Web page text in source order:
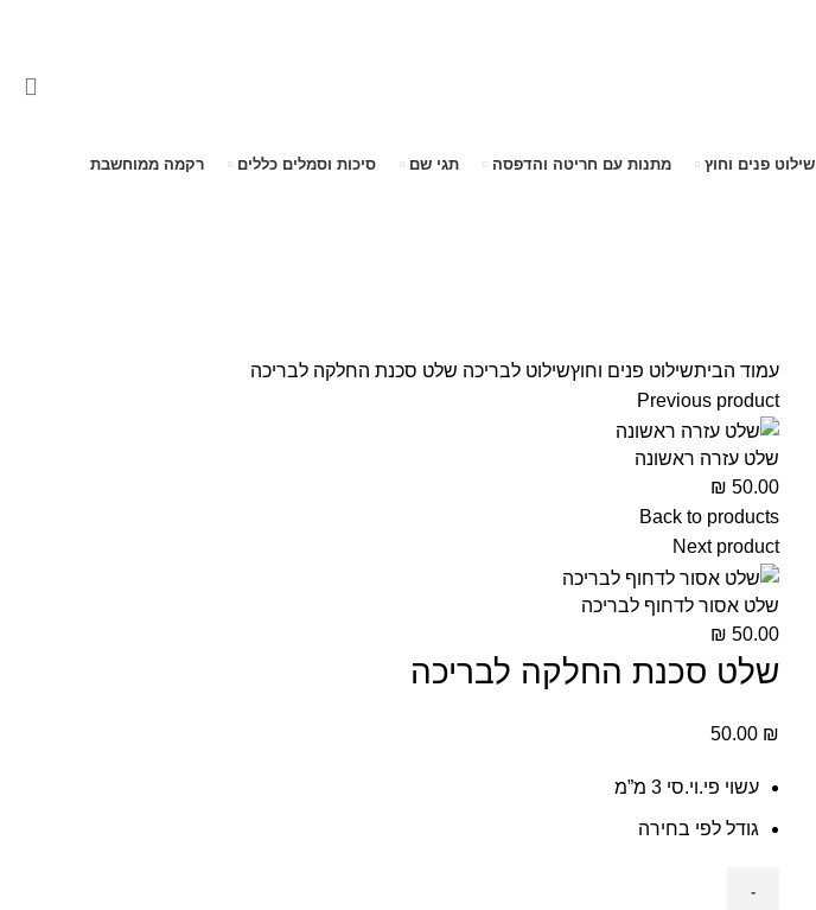
שילוט פנים וחוץ מתנות עם חריטה והדפסה תגי שם סיכות וסמלים כללים רקמה ממוחשבת
עמוד הביתשילוט פנים וחוץשילוט לבריכה שלט סכנת החלקה לבריכה
Previous product
שלט עזרה ראשונה
50.00
₪
Back to products
Next product
שלט אסור לדחוף לבריכה
50.00
₪
שלט סכנת החלקה לבריכה
50.00 ₪
עשוי פי.וי.סי 3 מ”מ
גודל לפי בחירה